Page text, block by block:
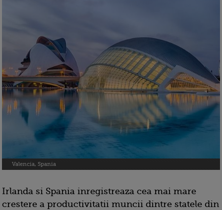
Valencia, Spania
Irlanda si Spania inregistreaza cea mai mare
crestere a productivitatii muncii dintre statele din